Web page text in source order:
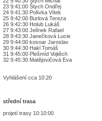
23 9:41:00 Štych Ondřej
24 9:41:30 Polívka Vítek
25 9:42:00 Burlová Tereza
26 9:42:30 Holub Lukáš
27 9:43:00 Jelínek Rafael
28 9:43:30 Janečková Lucie
29 9:44:00 kosnar Jaroslav
30 9:44:30 Hakl Tomáš
31 9:45:00 Plešmíd Vojtěch
32 9:45:30 Matějovičová Eva
Vyhlášení cca 10:20
střední trasa
projetí trasy 10:10:00